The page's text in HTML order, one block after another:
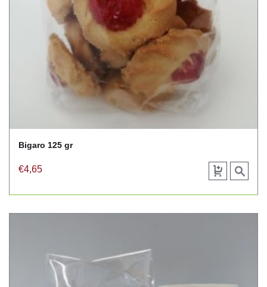
Bigaro 125 gr
€4,65
View
product
Toevoegen
aan
winkelwagen